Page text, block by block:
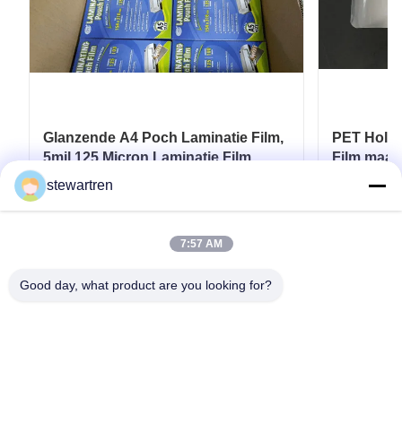
Glanzende A4 Poch Laminatie Film,
5mil 125 Micron Laminatie Film
PET
Film
stewartren
7:57 AM
Good day, what product are you looking for?